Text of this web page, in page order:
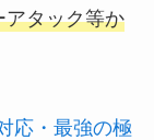
アタック等か
応・最強の極